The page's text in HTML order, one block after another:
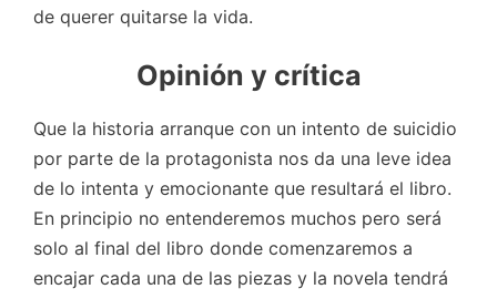
de querer quitarse la vida.
Opinión y crítica
Que la historia arranque con un intento de suicidio
por parte de la protagonista nos da una leve idea
de lo intenta y emocionante que resultará el libro.
En principio no entenderemos muchos pero será
solo al final del libro donde comenzaremos a
encajar cada una de las piezas y la novela tendrá